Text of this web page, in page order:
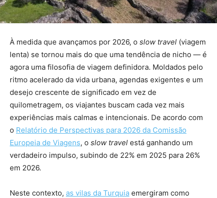
À medida que avançamos por 2026, o slow travel (viagem
lenta) se tornou mais do que uma tendência de nicho — é
agora uma filosofia de viagem definidora. Moldados pelo
ritmo acelerado da vida urbana, agendas exigentes e um
desejo crescente de significado em vez de
quilometragem, os viajantes buscam cada vez mais
experiências mais calmas e intencionais. De acordo com
o Relatório de Perspectivas para 2026 da Comissão
Europeia de Viagens, o slow travel está ganhando um
verdadeiro impulso, subindo de 22% em 2025 para 26%
em 2026.
Neste contexto, as vilas da Turquia emergiram como